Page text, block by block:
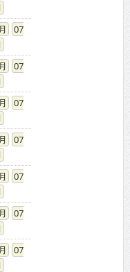
07
07
07
07
07
07
07